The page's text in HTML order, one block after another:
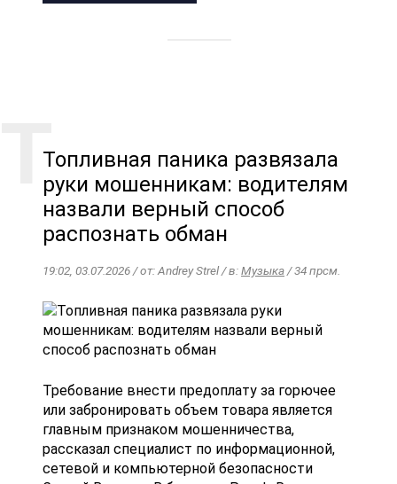
Топливная паника развязала
руки мошенникам: водителям
назвали верный способ
распознать обман
19:02, 03.07.2026 / от: Andrey Strel / в:Музыка/ 34 прсм.
Требование внести предоплату за горючее
или забронировать объем товара является
главным признаком мошенничества,
рассказал специалист по информационной,
сетевой и компьютерной безопасности